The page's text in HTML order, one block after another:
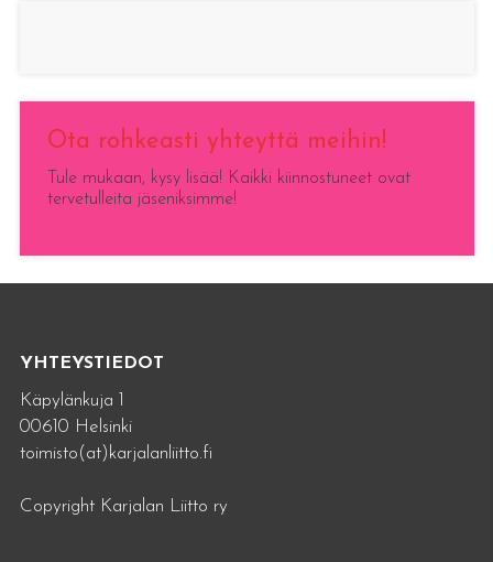
Ota rohkeasti yhteyttä meihin!
Tule mukaan, kysy lisää! Kaikki kiinnostuneet ovat
tervetulleita jäseniksimme!
YHTEYSTIEDOT
Käpylänkuja 1
00610 Helsinki
toimisto(at)karjalanliitto.fi
Copyright Karjalan Liitto ry